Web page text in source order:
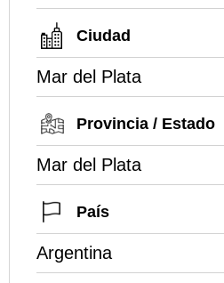
Ciudad
Mar del Plata
Provincia / Estado
Mar del Plata
País
Argentina